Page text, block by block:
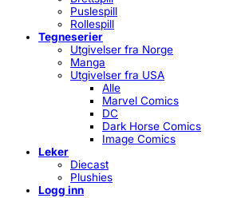
Puslespill
Rollespill
Tegneserier
Utgivelser fra Norge
Manga
Utgivelser fra USA
Alle
Marvel Comics
DC
Dark Horse Comics
Image Comics
Leker
Diecast
Plushies
Logg inn